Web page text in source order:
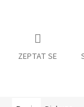
ZEPTAT SE